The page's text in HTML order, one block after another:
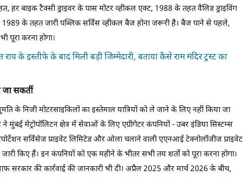
हर बाइक टैक्सी ड्राइवर के पास मोटर व्हीकल एक्ट, 1988 के तहत वैलिड ड्राइविंग
1989 के तहत जारी पब्लिक सर्विस व्हीकल बैज होना जरूरी है। बैज पाने से पहले,
पूरा करना होगा।
के इस्तीफे के बाद मिली बड़ी जिम्मेदारी, बताया कैसे राम मंदिर ट्रस्ट का
जा सकतीं
के निजी मोटरसाइकिलों का इस्तेमाल यात्रियों को ले जाने के लिए नहीं किया जा
मुंबई मेट्रोपॉलिटन क्षेत्र में सेवाओं के लिए एग्रीगेटर कंपनियों - उबर इंडिया सिस्टम्स
सर्विसेज प्राइवेट लिमिटेड और ओला चलाने वाली एएनआई टेक्नोलॉजीज प्राइवेट
किए हैं। इन कंपनियों को एक महीने के भीतर सभी तय शर्तों को पूरा करना होगा।
सरकार की कार्रवाई की जानकारी भी दी। अप्रैल 2025 और मार्च 2026 के बीच,